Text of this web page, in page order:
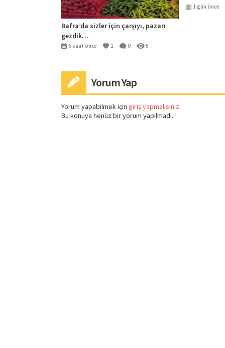
Bafra’da sizler için çarşıyı, pazarı
gezdik…
6 saat önce 1 0 5
umduğum
1 gün önce
Yorum Yap
Yorum yapabilmek için giriş yapmalısınız.
Bu konuya henüz bir yorum yapılmadı.